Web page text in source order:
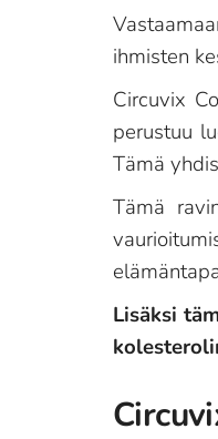
ihmisten
Circuvix
perustuu
Tämä
Tämä
Lisäksi